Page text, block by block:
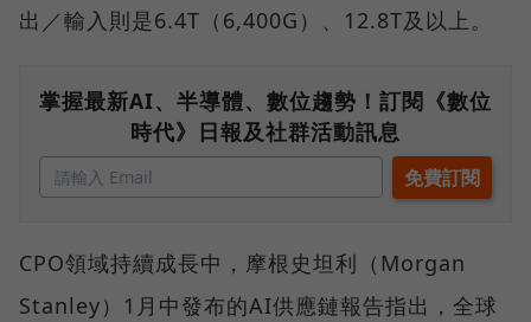
出／輸入則是6.4T（6,400G）、12.8T及以上。
掌握最新AI、半導體、數位趨勢！訂閱《數位
時代》日報及社群活動訊息
CPO領域持續成長中，摩根史坦利（Morgan
Stanley）1月中發布的AI供應鏈報告指出，全球